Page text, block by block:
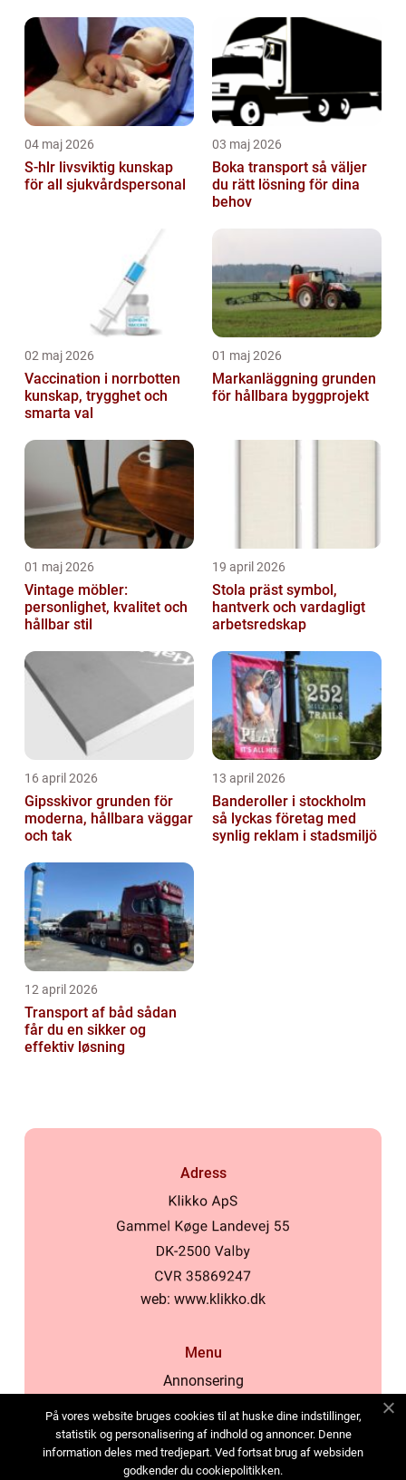
04 maj 2026
S-hlr livsviktig kunskap
för all sjukvårdspersonal
03 maj 2026
Boka transport så väljer
du rätt lösning för dina
behov
02 maj 2026
Vaccination i norrbotten
kunskap, trygghet och
smarta val
01 maj 2026
Markanläggning grunden
för hållbara byggprojekt
01 maj 2026
Vintage möbler:
personlighet, kvalitet och
hållbar stil
19 april 2026
Stola präst symbol,
hantverk och vardagligt
arbetsredskap
16 april 2026
Gipsskivor grunden för
moderna, hållbara väggar
och tak
13 april 2026
Banderoller i stockholm
så lyckas företag med
synlig reklam i stadsmiljö
12 april 2026
Transport af båd sådan
får du en sikker og
effektiv løsning
Adress
web: www.klikko.dk
Menu
Annonsering
Cookies
Kontakta oss
På vores website bruges cookies til at huske dine indstillinger,
statistik og personalisering af indhold og annoncer. Denne
information deles med tredjepart. Ved fortsat brug af websiden
godkender du cookiepolitikken.